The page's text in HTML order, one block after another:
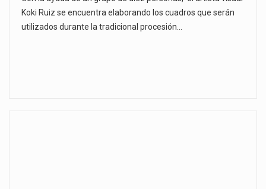
Koki Ruiz se encuentra elaborando los cuadros que serán
utilizados durante la tradicional procesión…